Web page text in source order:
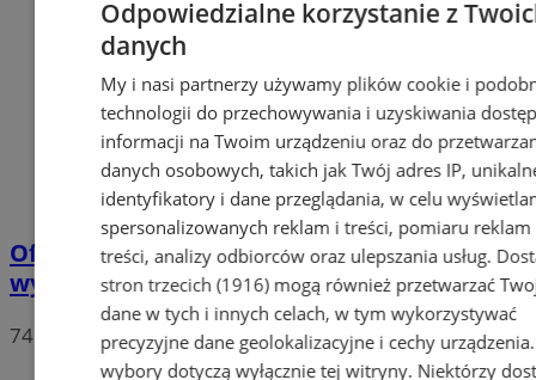
Oficjalne wyniki wyborów: W Chorzowie
wygrywa Rafał Trzaskowski!
74
Odpowiedzialne korzystanie z
danych
My i nasi partnerzy używamy plików cookie i
technologii do przechowywania i uzyskiwania
informacji na Twoim urządzeniu oraz do
danych osobowych, takich jak Twój adres IP,
identyfikatory i dane przeglądania, w celu
spersonalizowanych reklam i treści, pomiaru reklam
treści, analizy odbiorców oraz ulepszania usług.
stron trzecich (1916)mogą również przetwarzać
dane w tych i innych celach, w tym wykorzystywać
precyzyjne dane geolokalizacyjne i cechy
wybory dotyczą wyłącznie tej witryny. Niektórzy